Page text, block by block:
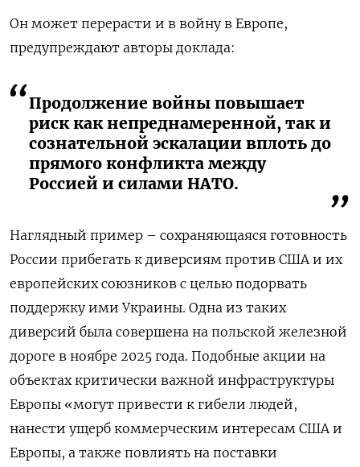
Он может перерасти и в войну в Европе,
предупреждают авторы доклада:
Продолжение войны повышает
риск как непреднамеренной, так и
сознательной эскалации вплоть до
прямого конфликта между
Россией и силами НАТО.
Наглядный пример – сохраняющаяся готовность
России прибегать к диверсиям против США и их
европейских союзников с целью подорвать
поддержку ими Украины. Одна из таких
диверсий была совершена на польской железной
дороге в ноябре 2025 года. Подобные акции на
объектах критически важной инфраструктуры
Европы «могут привести к гибели людей,
нанести ущерб коммерческим интересам США и
Европы, а также повлиять на поставки